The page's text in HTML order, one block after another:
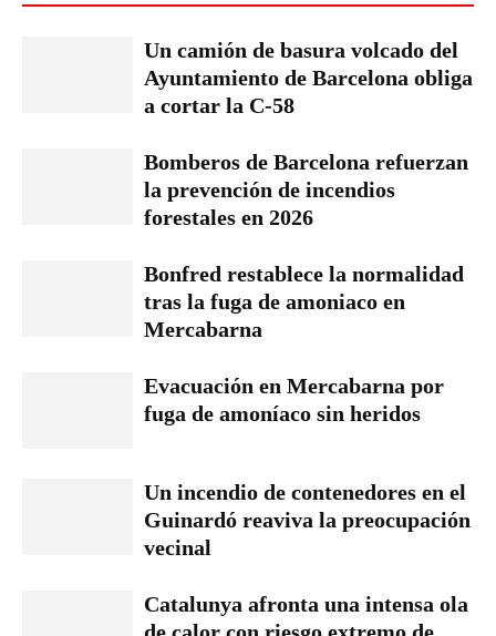
Un camión de basura volcado del
Ayuntamiento de Barcelona obliga
a cortar la C-58
Bomberos de Barcelona refuerzan
la prevención de incendios
forestales en 2026
Bonfred restablece la normalidad
tras la fuga de amoniaco en
Mercabarna
Evacuación en Mercabarna por
fuga de amoníaco sin heridos
Un incendio de contenedores en el
Guinardó reaviva la preocupación
vecinal
Catalunya afronta una intensa ola